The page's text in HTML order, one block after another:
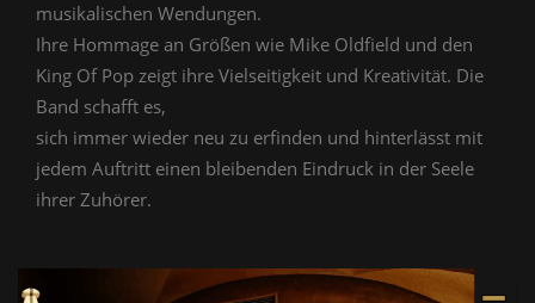
musikalischen Wendungen.
Ihre Hommage an Größen wie Mike Oldfield und den
King Of Pop zeigt ihre Vielseitigkeit und Kreativität. Die
Band schafft es,
sich immer wieder neu zu erfinden und hinterlässt mit
jedem Auftritt einen bleibenden Eindruck in der Seele
ihrer Zuhörer.